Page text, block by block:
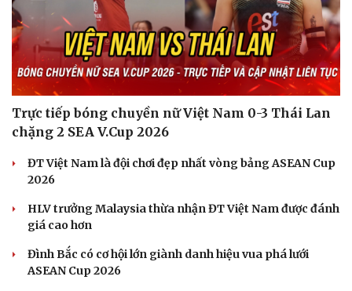
Trực tiếp bóng chuyền nữ Việt Nam 0-3 Thái Lan
chặng 2 SEA V.Cup 2026
ĐT Việt Nam là đội chơi đẹp nhất vòng bảng ASEAN Cup
2026
HLV trưởng Malaysia thừa nhận ĐT Việt Nam được đánh
giá cao hơn
Đình Bắc có cơ hội lớn giành danh hiệu vua phá lưới
ASEAN Cup 2026